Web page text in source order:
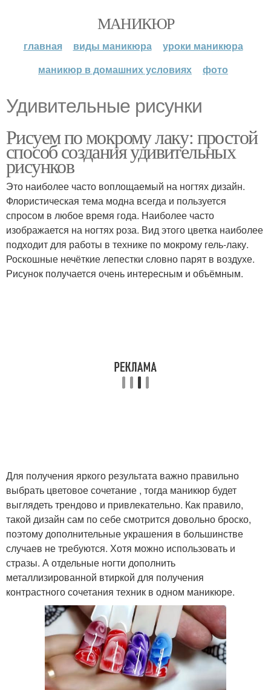
МАНИКЮР
главная виды маникюра
уроки маникюра
маникюр в домашних условиях
фото
Удивительные рисунки
Рисуем по мокрому лаку: простой
способ создания удивительных
рисунков
Это наиболее часто воплощаемый на ногтях дизайн.
Флористическая тема модна всегда и пользуется
спросом в любое время года. Наиболее часто
изображается на ногтях роза. Вид этого цветка наиболее
подходит для работы в технике по мокрому гель-лаку.
Роскошные нечёткие лепестки словно парят в воздухе.
Рисунок получается очень интересным и объёмным.
Для получения яркого результата важно правильно
выбрать цветовое сочетание , тогда маникюр будет
выглядеть трендово и привлекательно. Как правило,
такой дизайн сам по себе смотрится довольно броско,
поэтому дополнительные украшения в большинстве
случаев не требуются. Хотя можно использовать и
стразы. А отдельные ногти дополнить
металлизированной втиркой для получения
контрастного сочетания техник в одном маникюре.